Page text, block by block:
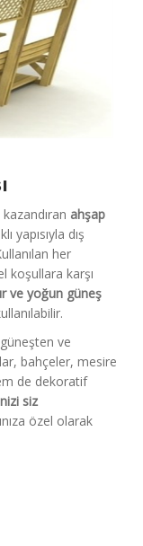
ahşap
yapısıyla dış
her
koşullara karşı
ve yoğun güneş
güneşten ve
bahçeler, mesire
de dekoratif
siz
özel olarak